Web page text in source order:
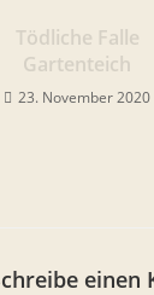
Tödliche Falle
Gartenteich
23. November 2020
einen